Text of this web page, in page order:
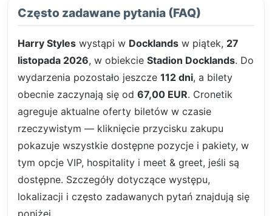
Często zadawane pytania (FAQ)
Harry Styles wystąpi w Docklands w piątek, 27
listopada 2026, w obiekcie Stadion Docklands. Do
wydarzenia pozostało jeszcze 112 dni, a bilety
obecnie zaczynają się od 67,00 EUR. Cronetik
agreguje aktualne oferty biletów w czasie
rzeczywistym — kliknięcie przycisku zakupu
pokazuje wszystkie dostępne pozycje i pakiety, w
tym opcje VIP, hospitality i meet & greet, jeśli są
dostępne. Szczegóły dotyczące występu,
lokalizacji i często zadawanych pytań znajdują się
poniżej.